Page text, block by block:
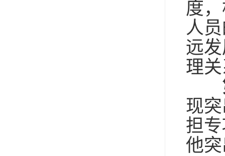
度
人
远
理
现
担
他